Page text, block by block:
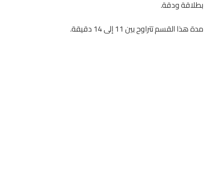
بطلاقة ودقة.
مدة هذا القسم تتراوح بين 11 إلى 14 دقيقة.